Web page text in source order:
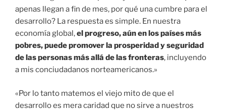
apenas llegan a fin de mes, por qué una cumbre para el
desarrollo? La respuesta es simple. En nuestra
economía global,el progreso, aún en los países más
pobres, puede promover la prosperidad y seguridad
de las personas más allá de las fronteras, incluyendo
a mis conciudadanos norteamericanos.»
«Por lo tanto matemos el viejo mito de que el
desarrollo es mera caridad que no sirve a nuestros